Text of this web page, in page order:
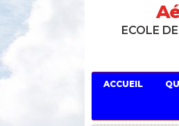
ECOLE
ACCUEIL